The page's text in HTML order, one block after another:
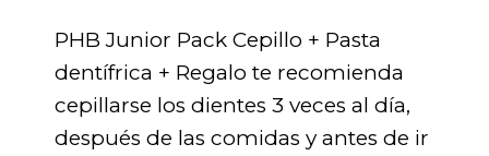
PHB Junior Pack Cepillo + Pasta
dentífrica + Regalo te recomienda
cepillarse los dientes 3 veces al día,
después de las comidas y antes de ir